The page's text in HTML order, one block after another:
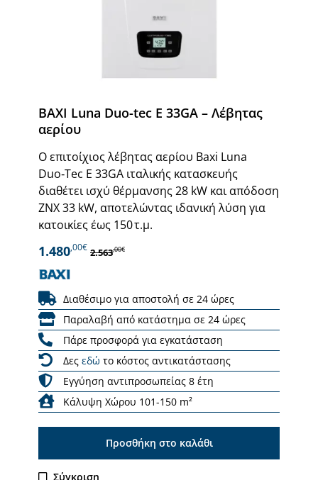
BAXI Luna Duo-tec E 33GA – Λέβητας
αερίου
Ο επιτοίχιος λέβητας αερίου Baxi Luna
Duo‑Tec E 33GA ιταλικής κατασκευής
διαθέτει ισχύ θέρμανσης 28 kW και απόδοση
ΖΝΧ 33 kW, αποτελώντας ιδανική λύση για
κατοικίες έως 150 τ.μ.
1.480,00€ 2.563,00€
Διαθέσιμο για αποστολή σε 24 ώρες
Παραλαβή από κατάστημα σε 24 ώρες
Πάρε προσφορά για εγκατάσταση
Δες εδώ το κόστος αντικατάστασης
Εγγύηση αντιπροσωπείας 8 έτη
Κάλυψη Χώρου 101-150 m²
Προσθήκη στο καλάθι
Σύγκριση